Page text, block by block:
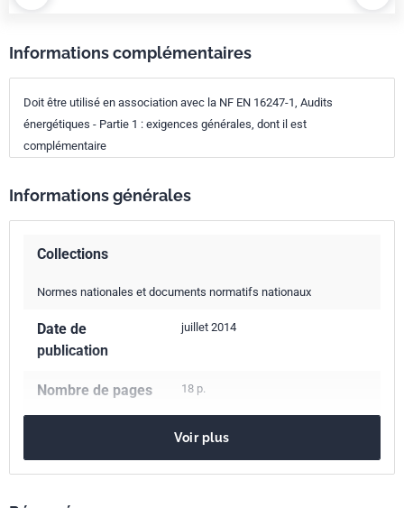
Informations complémentaires
Doit être utilisé en association avec la NF EN 16247-1, Audits
énergétiques - Partie 1 : exigences générales, dont il est
complémentaire
Informations générales
Collections
Normes nationales et documents normatifs nationaux
Date de
publication
juillet 2014
Nombre de pages 18 p.
Codes ICS
Voir plus